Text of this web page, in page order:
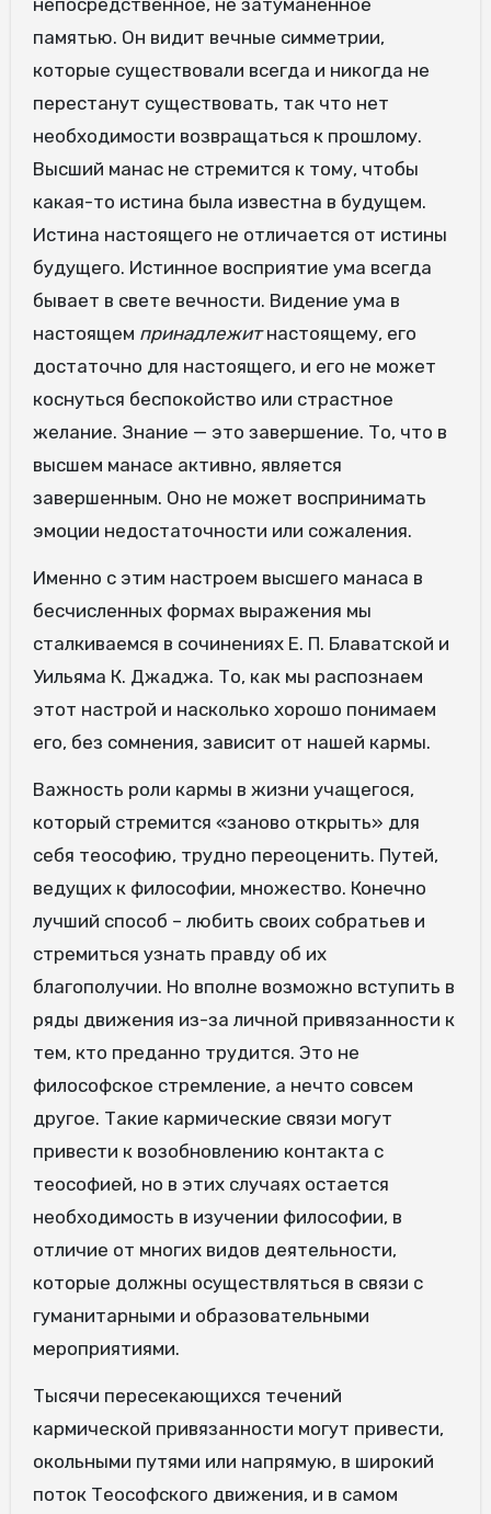
памятью. Он видит вечные симметрии,
которые существовали всегда и никогда не
перестанут существовать, так что нет
необходимости возвращаться к прошлому.
Высший манас не стремится к тому, чтобы
какая-то истина была известна в будущем.
Истина настоящего не отличается от истины
будущего. Истинное восприятие ума всегда
бывает в свете вечности. Видение ума в
настоящем принадлежитнастоящему, его
достаточно для настоящего, и его не может
коснуться беспокойство или страстное
желание. Знание — это завершение. То, что в
высшем манасе активно, является
завершенным. Оно не может воспринимать
эмоции недостаточности или сожаления.
Именно с этим настроем высшего манаса в
бесчисленных формах выражения мы
сталкиваемся в сочинениях Е. П. Блаватской и
Уильяма К. Джаджа. То, как мы распознаем
этот настрой и насколько хорошо понимаем
его, без сомнения, зависит от нашей кармы.
Важность роли кармы в жизни учащегося,
который стремится «заново открыть» для
себя теософию, трудно переоценить. Путей,
ведущих к философии, множество. Конечно
лучший способ – любить своих собратьев и
стремиться узнать правду об их
благополучии. Но вполне возможно вступить в
ряды движения из-за личной привязанности к
тем, кто преданно трудится. Это не
философское стремление, а нечто совсем
другое. Такие кармические связи могут
привести к возобновлению контакта с
теософией, но в этих случаях остается
необходимость в изучении философии, в
отличие от многих видов деятельности,
которые должны осуществляться в связи с
гуманитарными и образовательными
мероприятиями.
Тысячи пересекающихся течений
кармической привязанности могут привести,
окольными путями или напрямую, в широкий
поток Теософского движения, и в самом